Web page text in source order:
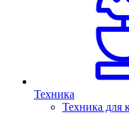
Техника
Техника для